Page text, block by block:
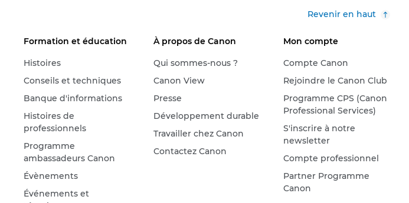
Revenir en haut
Formation et éducation
Histoires
Conseils et techniques
Banque d'informations
Histoires de
professionnels
Programme
ambassadeurs Canon
Évènements
Événements et
À propos de Canon
Qui sommes-nous ?
Canon View
Presse
Développement durable
Travailler chez Canon
Contactez Canon
Mon compte
Compte Canon
Rejoindre le Canon Club
Programme CPS (Canon
Professional Services)
S'inscrire à notre
newsletter
Compte professionnel
Partner Programme
Canon